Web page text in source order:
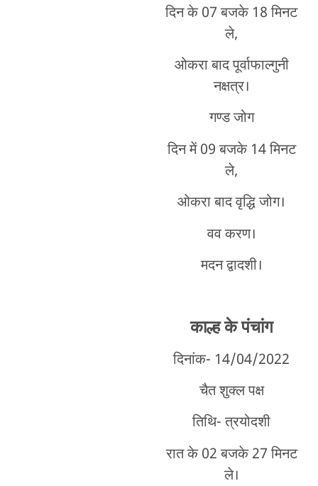
दिन के 07 बजके 18 मिनट
ले,
ओकरा बाद पूर्वाफाल्गुनी
नक्षत्र।
गण्ड जोग
दिन में 09 बजके 14 मिनट
ले,
ओकरा बाद वृद्धि जोग।
वव करण।
मदन द्वादशी।
काल्ह के पंचांग
दिनांक- 14/04/2022
चैत शुक्ल पक्ष
तिथि- त्रयोदशी
रात के 02 बजके 27 मिनट
ले।